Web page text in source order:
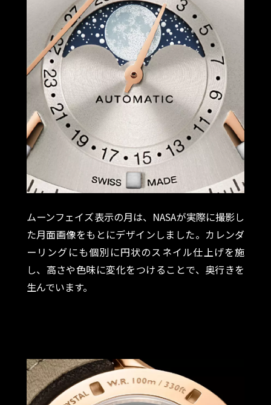
ムーンフェイズ表示の月は、NASAが実際に撮影し
た月面画像をもとにデザインしました。カレンダ
ーリングにも個別に円状のスネイル仕上げを施
し、高さや色味に変化をつけることで、奥行きを
生んでいます。